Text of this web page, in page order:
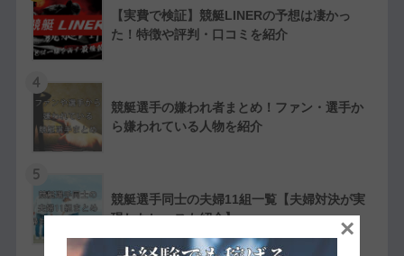
【実費で検証】競艇LINERの予想は凄かっ
た！特徴や評判・口コミを紹介
4
競艇選手の嫌われ者まとめ！ファン・選手か
ら嫌われている人物を紹介
5
競艇選手同士の夫婦11組一覧【夫婦対決が実
現したレースも紹介】
×